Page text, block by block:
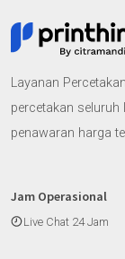
Layanan
percetakan
penawaran harga
Jam Operasional
Live Chat 24 Jam